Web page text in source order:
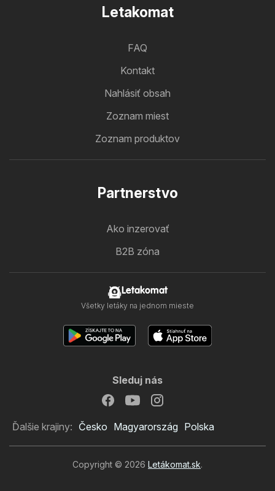
Letakomat
FAQ
Kontakt
Nahlásiť obsah
Zoznam miest
Zoznam produktov
Partnerstvo
Ako inzerovať
B2B zóna
Letakomat
Všetky letáky na jednom mieste
Sleduj nás
Ďalšie krajiny: Česko Magyarország Polska
Copyright © 2026 Letákomat.sk.